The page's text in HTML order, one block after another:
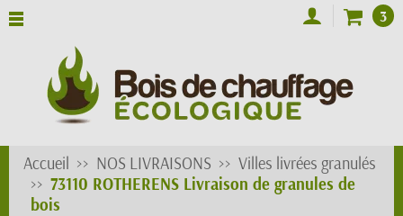
3
Accueil NOS LIVRAISONS
Villes livrées granulés
73110 ROTHERENS Livraison de granules de
bois